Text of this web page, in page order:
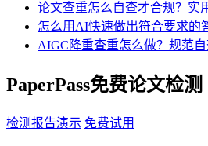
论文查重怎么自查才合规？实
怎么用AI快速做出符合要求的
AIGC降重查重怎么做？规范
PaperPass免费论文检测
检测报告演示 免费试用